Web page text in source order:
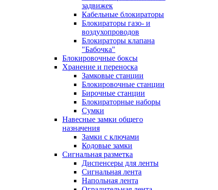
задвижек
Кабельные блокираторы
Блокираторы газо- и
воздухопроводов
Блокираторы клапана
"Бабочка"
Блокировочные боксы
Хранение и переноска
Замковые станции
Блокировочные станции
Бирочные станции
Блокираторные наборы
Сумки
Навесные замки общего
назначения
Замки с ключами
Кодовые замки
Сигнальная разметка
Диспенсеры для ленты
Сигнальная лента
Напольная лента